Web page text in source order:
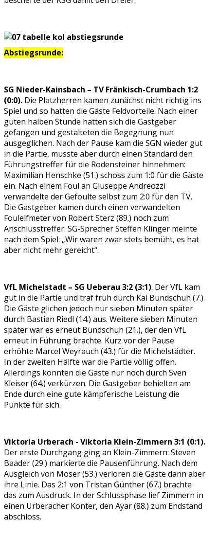
Abstiegsrunde:
SG Nieder-Kainsbach – TV Fränkisch-Crumbach 1:2
(0:0). Die Platzherren kamen zunächst nicht richtig ins
Spiel und so hatten die Gäste Feldvorteile. Nach einer
guten halben Stunde hatten sich die Gastgeber
gefangen und gestalteten die Begegnung nun
ausgeglichen. Nach der Pause kam die SGN wieder gut
in die Partie, musste aber durch einen Standard den
Führungstreffer für die Rodensteiner hinnehmen:
Maximilian Henschke (51.) schoss zum 1:0 für die Gäste
ein. Nach einem Foul an Giuseppe Andreozzi
verwandelte der Gefoulte selbst zum 2:0 für den TV.
Die Gastgeber kamen durch einen verwandelten
Foulelfmeter von Robert Sterz (89.) noch zum
Anschlusstreffer. SG-Sprecher Steffen Klinger meinte
nach dem Spiel: „Wir waren zwar stets bemüht, es hat
aber nicht mehr gereicht“.
VfL Michelstadt – SG Ueberau 3:2 (3:1). Der VfL kam
gut in die Partie und traf früh durch Kai Bundschuh (7.).
Die Gäste glichen jedoch nur sieben Minuten später
durch Bastian Riedl (14.) aus. Weitere sieben Minuten
später war es erneut Bundschuh (21.), der den VfL
erneut in Führung brachte. Kurz vor der Pause
erhöhte Marcel Weyrauch (43.) für die Michelstädter.
In der zweiten Hälfte war die Partie völlig offen.
Allerdings konnten die Gäste nur noch durch Sven
Kleiser (64.) verkürzen. Die Gastgeber behielten am
Ende durch eine gute kämpferische Leistung die
Punkte für sich.
Viktoria Urberach - Viktoria Klein-Zimmern 3:1 (0:1).
Der erste Durchgang ging an Klein-Zimmern: Steven
Baader (29.) markierte die Pausenführung. Nach dem
Ausgleich von Moser (53.) verloren die Gäste dann aber
ihre Linie. Das 2:1 von Tristan Günther (67.) brachte
das zum Ausdruck. In der Schlussphase lief Zimmern in
einen Urberacher Konter, den Ayar (88.) zum Endstand
abschloss.